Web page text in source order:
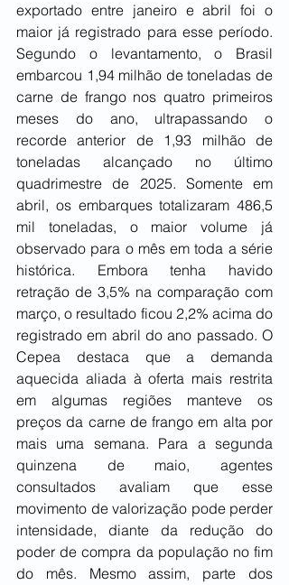
exportado entre janeiro e abril foi o
maior já registrado para esse período.
Segundo o levantamento, o Brasil
embarcou 1,94 milhão de toneladas de
carne de frango nos quatro primeiros
meses do ano, ultrapassando o
recorde anterior de 1,93 milhão de
toneladas alcançado no último
quadrimestre de 2025. Somente em
abril, os embarques totalizaram 486,5
mil toneladas, o maior volume já
observado para o mês em toda a série
histórica. Embora tenha havido
retração de 3,5% na comparação com
março, o resultado ficou 2,2% acima do
registrado em abril do ano passado. O
Cepea destaca que a demanda
aquecida aliada à oferta mais restrita
em algumas regiões manteve os
preços da carne de frango em alta por
mais uma semana. Para a segunda
quinzena de maio, agentes
consultados avaliam que esse
movimento de valorização pode perder
intensidade, diante da redução do
poder de compra da população no fim
do mês. Mesmo assim, parte dos